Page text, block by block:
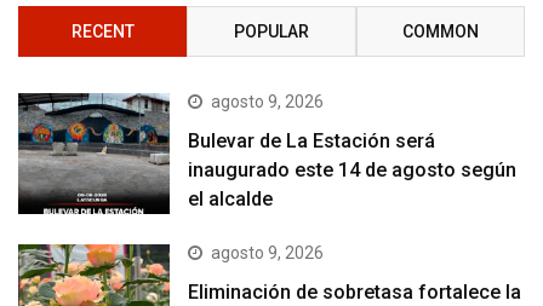
RECENT POPULAR COMMON
agosto 9, 2026
Bulevar de La Estación será
inaugurado este 14 de agosto según
el alcalde
agosto 9, 2026
Eliminación de sobretasa fortalece la